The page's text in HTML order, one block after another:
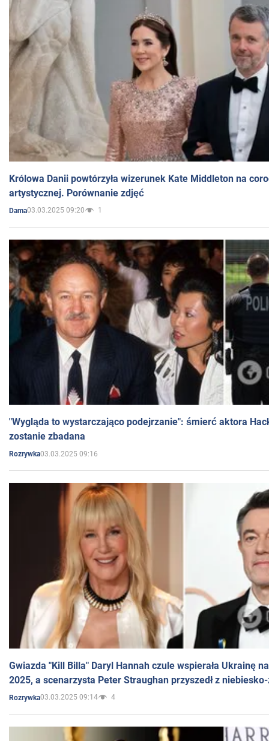
Królowa Danii powtórzyła wizerunek Kate Middleton na
artystycznej. Porównanie zdjęć
Dama03.03.2025 09:20 1
"Wygląda to wystarczająco podejrzanie": śmierć aktora
zostanie zbadana
Rozrywka03.03.2025 09:16
Gwiazda "Kill Billa" Daryl Hannah czule wspierała Ukrainę
2025, a scenarzysta Peter Straughan przyszedł z
Rozrywka03.03.2025 09:14 4